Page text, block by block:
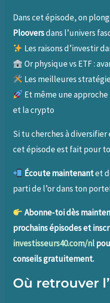
Dans cet épisode, on
Plooversdans l’univers
Les raisons d’investir
Or physique vs ETF :
Les meilleures
Et même une
et la crypto
Si tu cherches à
cet épisode est fait pour
Écoute maintenantet
parti de l’or dans ton
Abonne-toi dès
prochains épisodes et
investisseurs40.com/nl
conseils gratuitement.
Où retrouver